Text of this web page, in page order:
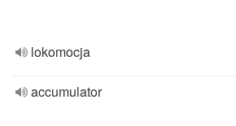
lokomocja
accumulator